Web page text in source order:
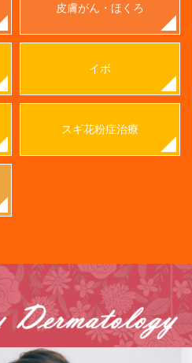
皮膚がん・ほくろ
イボ
スギ花粉症治療